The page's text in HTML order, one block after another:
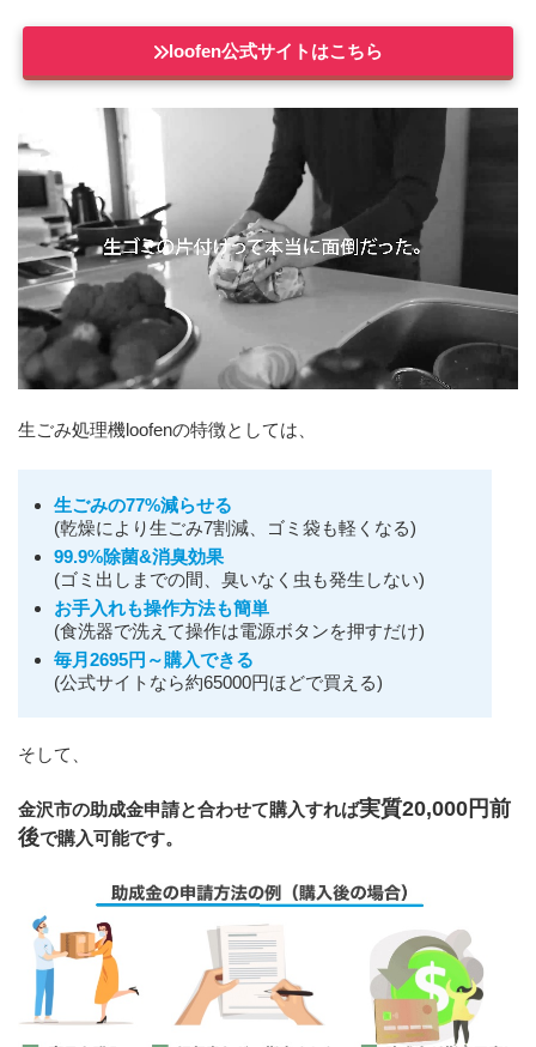
loofen公式サイトはこちら
生ごみ処理機loofenの特徴としては、
生ごみの77%減らせる
(乾燥により生ごみ7割減、ゴミ袋も軽くなる)
99.9%除菌&消臭効果
(ゴミ出しまでの間、臭いなく虫も発生しない)
お手入れも操作方法も簡単
(食洗器で洗えて操作は電源ボタンを押すだけ)
毎月2695円～購入できる
(公式サイトなら約65000円ほどで買える)
そして、
金沢市の助成金申請と合わせて購入すれば実質20,000円前
後で購入可能です。